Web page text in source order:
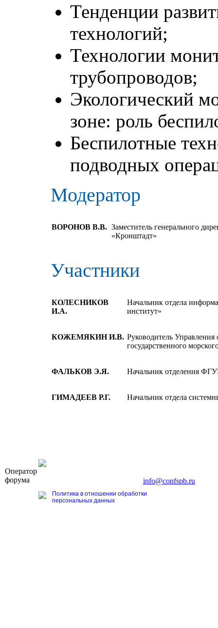
Тенденции
технологий;
Технологии
трубопроводов;
Экологический
зоне: роль
Беспилотные
подводных
Модератор
ВОРОНОВ В.В. Заместитель генерального
«Кронштадт»
Участники
КОЛЕСНИКОВ
И.А.
Начальник отдела
институт»
КОЖЕМЯКИН И.В. Руководитель
государственного
ФАЛЬКОВ Э.Я. Начальник отделения
ГИМАДЕЕВ Р.Г. Начальник отдела
Оператор
форума
info@confspb.ru
Политика в отношении обработки
персональных данных